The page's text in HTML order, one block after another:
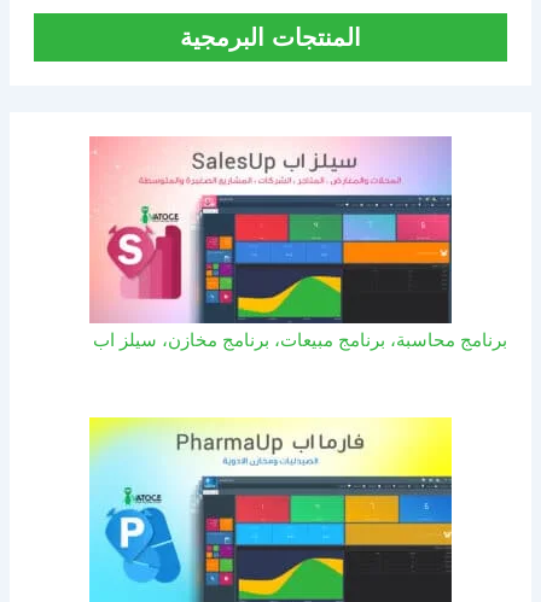
المنتجات البرمجية
برنامج محاسبة، برنامج مبيعات، برنامج مخازن، سيلز اب